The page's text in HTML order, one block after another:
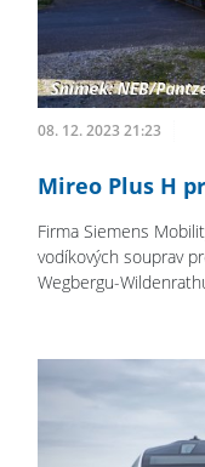
08. 12. 2023 21:23
Mireo Plus H
Firma Siemens
vodíkových souprav
Wegbergu-